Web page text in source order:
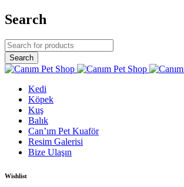
Search
Kedi
Köpek
Kuş
Balık
Can’ım Pet Kuaför
Resim Galerisi
Bize Ulaşın
Wishlist